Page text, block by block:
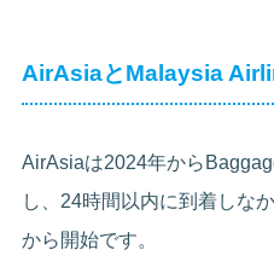
AirAsiaとMalaysia
AirAsiaは2024年から
し、24時間以内に到着しな
から開始です。